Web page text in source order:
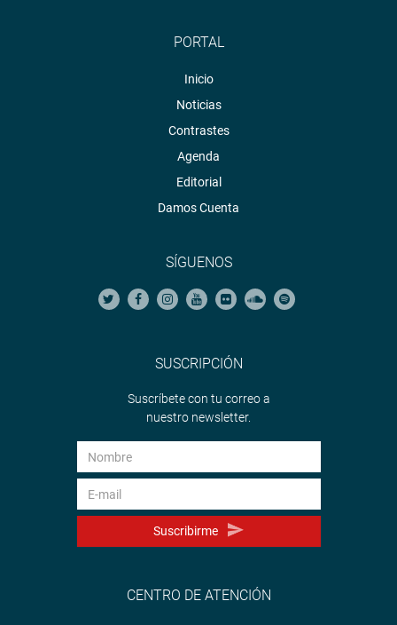
PORTAL
Inicio
Noticias
Contrastes
Agenda
Editorial
Damos Cuenta
SÍGUENOS
SUSCRIPCIÓN
Suscríbete con tu correo a
nuestro newsletter.
Suscribirme
CENTRO DE ATENCIÓN